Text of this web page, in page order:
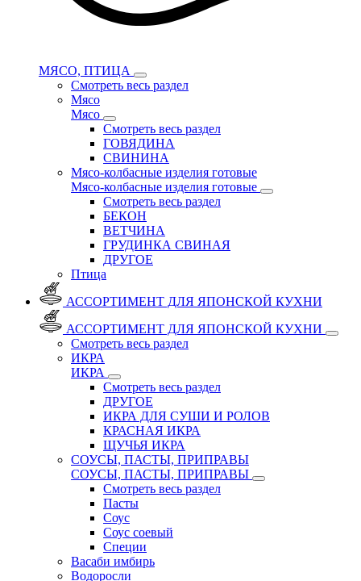
МЯСО, ПТИЦА
Смотреть весь раздел
Мясо
Мясо
Смотреть весь раздел
ГОВЯДИНА
СВИНИНА
Мясо-колбасные изделия готовые
Мясо-колбасные изделия готовые
Смотреть весь раздел
БЕКОН
ВЕТЧИНА
ГРУДИНКА СВИНАЯ
ДРУГОЕ
Птица
АССОРТИМЕНТ ДЛЯ ЯПОНСКОЙ КУХНИ
АССОРТИМЕНТ ДЛЯ ЯПОНСКОЙ КУХНИ
Смотреть весь раздел
ИКРА
ИКРА
Смотреть весь раздел
ДРУГОЕ
ИКРА ДЛЯ СУШИ И РОЛОВ
КРАСНАЯ ИКРА
ЩУЧЬЯ ИКРА
СОУСЫ, ПАСТЫ, ПРИПРАВЫ
СОУСЫ, ПАСТЫ, ПРИПРАВЫ
Смотреть весь раздел
Пасты
Соус
Соус соевый
Специи
Васаби имбирь
Водоросли